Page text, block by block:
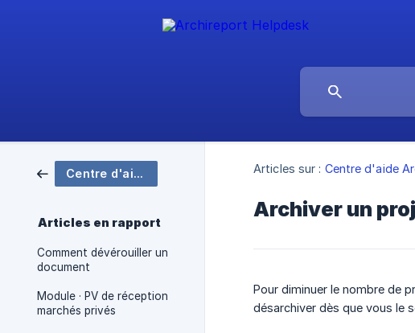
Centre d'aide Archireport
Articles en rapport
Comment dévérouiller un
document
Module · PV de réception
marchés privés
Articles sur : Centre d'aide
Archiver un
Pour diminuer le nombre de
désarchiver dès que vous le